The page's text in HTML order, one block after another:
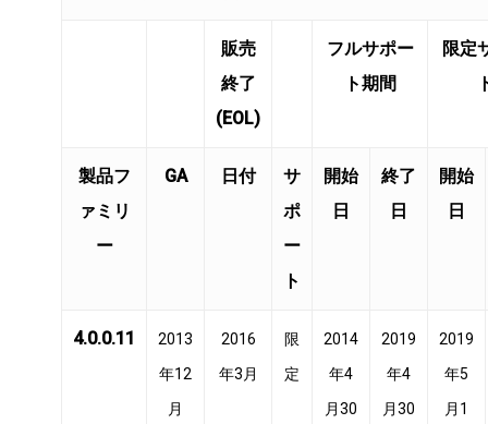
販売
終了
(EOL)
フルサポー
ト期間
限定
製品フ
ァミリ
ー
GA 日付
サ
ポ
ー
ト
開始
日
終了
日
開始
日
4.0.0.11
2013
年12
月
2016
年3月
限
定
2014
年4
月30
2019
年4
月30
2019
年5
月1